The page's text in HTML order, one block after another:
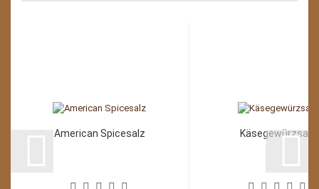
American Spicesalz Käsegewürzsalz